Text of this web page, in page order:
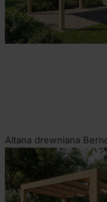
Altana drewniana
265x265cm
SKU: 80300
Od2760,00